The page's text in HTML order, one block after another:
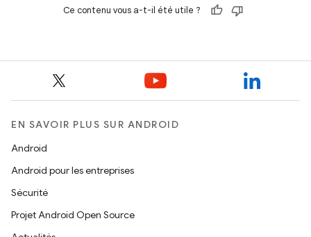
Ce contenu vous a-t-il été utile ?
EN SAVOIR PLUS SUR ANDROID
Android
Android pour les entreprises
Sécurité
Projet Android Open Source